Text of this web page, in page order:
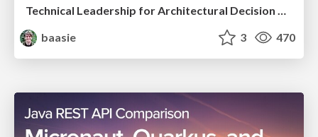
Technical Leadership for Architectural Decision Making
baasie
3 470